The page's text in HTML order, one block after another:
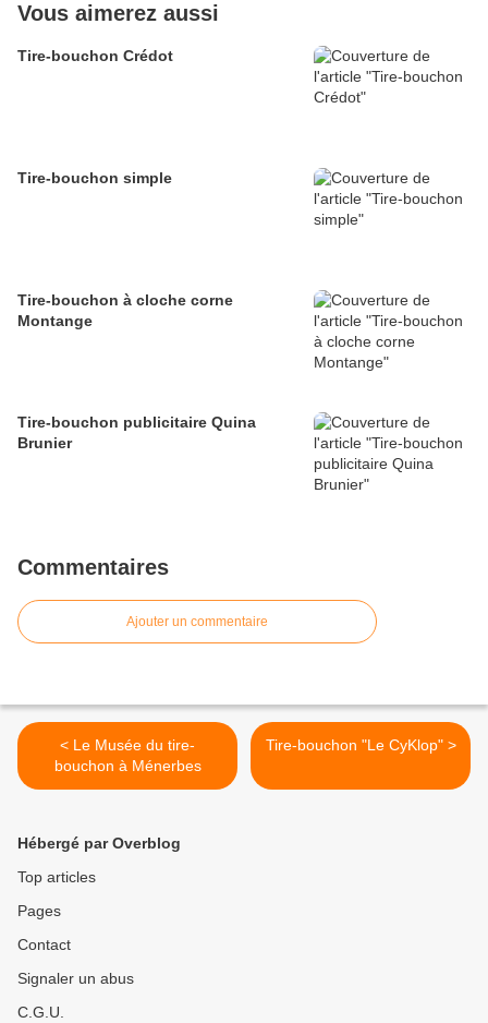
Vous aimerez aussi
Tire-bouchon Crédot
Tire-bouchon simple
Tire-bouchon à cloche corne
Montange
Tire-bouchon publicitaire Quina
Brunier
Commentaires
Ajouter un commentaire
< Le Musée du tire-
bouchon à Ménerbes
Tire-bouchon "Le CyKlop" >
Hébergé par Overblog
Top articles
Pages
Contact
Signaler un abus
C.G.U.